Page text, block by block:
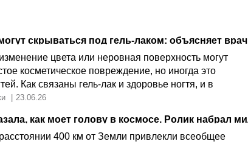
скрываться под гель-лаком: объясняет врач
цвета или неровная поверхность могут
косметическое повреждение, но иногда это
Как связаны гель‑лак и здоровье ногтя, и в
обратиться к врачу
23.06.26
400 км от Земли привлекли всеобщее